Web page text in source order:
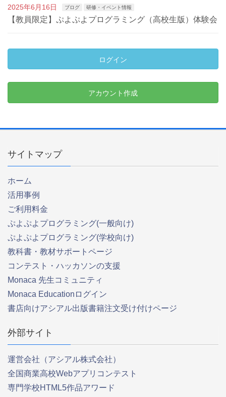
2025年6月16日 ブログ 研修・イベント情報
【教員限定】ぷよぷよプログラミング（高校生版）体験会
ログイン
アカウント作成
サイトマップ
ホーム
活用事例
ご利用料金
ぷよぷよプログラミング(一般向け)
ぷよぷよプログラミング(学校向け)
教科書・教材サポートページ
コンテスト・ハッカソンの支援
Monaca 先生コミュニティ
Monaca Educationログイン
書店向けアシアル出版書籍注文受け付けページ
外部サイト
運営会社（アシアル株式会社）
全国商業高校Webアプリコンテスト
専門学校HTML5作品アワード